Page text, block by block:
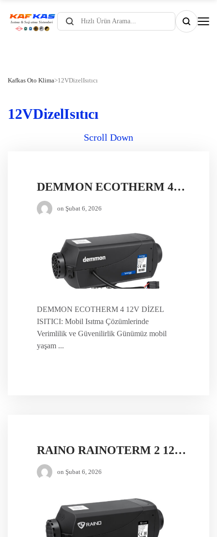
Products
search
Kafkas Oto Klima>12VDizelIsıtıcı
12VDizelIsıtıcı
Scroll Down
DEMMON ECOTHERM 4 12V DİZEL ISITICI
on Şubat 6, 2026
DEMMON ECOTHERM 4 12V DİZEL
ISITICI: Mobil Isıtma Çözümlerinde
Verimlilik ve Güvenilirlik Günümüz mobil
yaşam ...
RAINO RAINOTERM 2 12V DİZEL ISITICI
on Şubat 6, 2026